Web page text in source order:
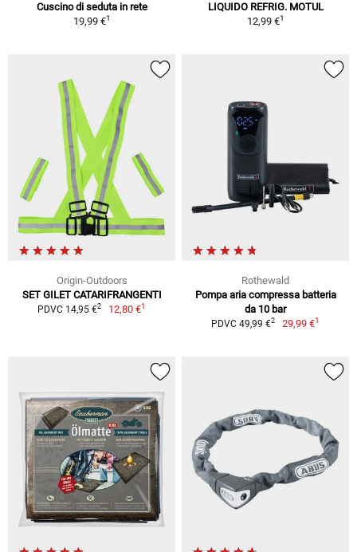
Cuscino di seduta in rete
19,99 €1
LIQUIDO REFRIG. MOTUL
12,99 €1
Origin-Outdoors
SET GILET CATARIFRANGENTI
PDVC 14,95 €2 12,80 €1
Rothewald
Pompa aria compressa batteria
da 10 bar
PDVC 49,99 €2 29,99 €1